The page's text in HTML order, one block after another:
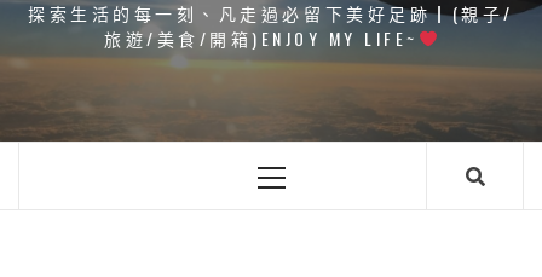
探索生活的每一刻、凡走過必留下美好足跡┃(親子/
旅遊/美食/開箱)ENJOY MY LIFE~
Primary